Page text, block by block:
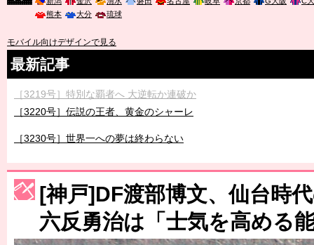
熊本
大分 琉球
モバイル向けデザインで見る
最新記事
［3219号］特別な覇者へ 大逆転か連破か
［3220号］伝説の王者、黄金のシャーレ
［3230号］世界一への夢は終わらない
［3223号］一丸。日本出陣
［3222号］史上最大のW杯開幕 注目は「個」
長谷川 アーリアジャスールさんがシンポジウム「気候変動から命
[神戸]DF渡部博文、仙台時
六反勇治は「士気を高める